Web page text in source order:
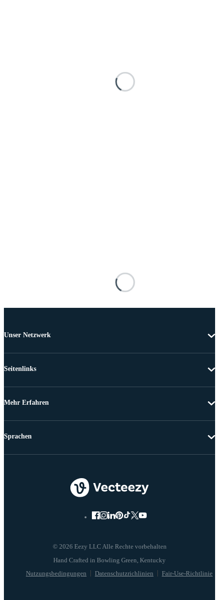
Unser Netzwerk
Seitenlinks
Mehr Erfahren
© 2026 Eezy LLC Alle Rechte vorbehalten
Nutzungsbedingungen Datenschutzrichlinien Fair-Use-Richtlinie
Sprachen